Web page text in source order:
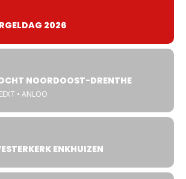
2026
NOORDOOST-DRENTHE
• ANLOO
ENKHUIZEN